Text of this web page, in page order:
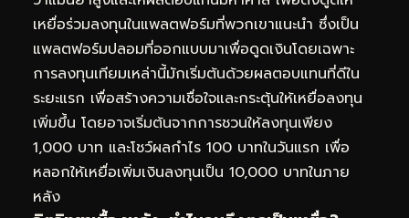
เหยื่อร่วมลงทุนในแพลตฟอร์มที่พวกเขาแนะนำ ซึ่งเป็น
แพลตฟอร์มปลอมที่ออกแบบมาเพื่อดูดเงินโดยเฉพาะ
การลงทุนเทียมเหล่านี้มักเริ่มต้นด้วยผลตอบแทนที่ดีใน
ระยะแรก เพื่อสร้างความเชื่อใจและกระตุ้นให้เหยื่อลงทุน
เพิ่มขึ้น โดยอาจเริ่มต้นจากการชวนให้ลงทุนเพียง
1,000 บาท และโชว์ผลกำไร 100 บาทในวันแรก เพื่อ
หลอกให้เหยื่อเพิ่มเงินลงทุนเป็น 10,000 บาทในภาย
หลัง